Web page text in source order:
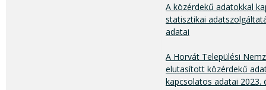
A közérdekű adatokkal
statisztikai
adatai
A Horvát Települési
elutasított közérdekű
kapcsolatos adatai 2023.